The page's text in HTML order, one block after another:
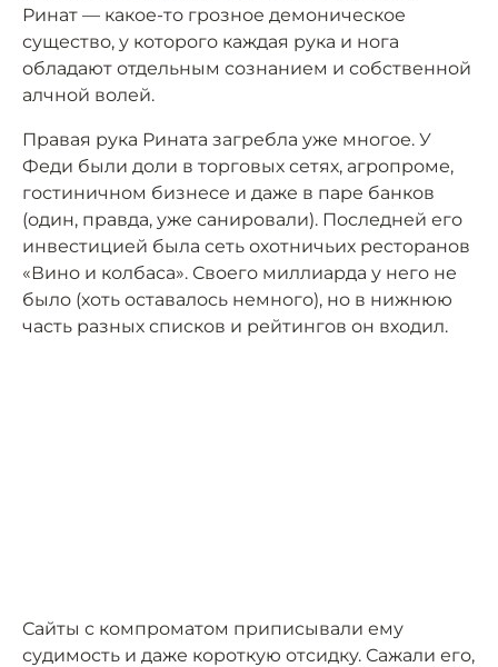
Ринат — какое-то грозное демоническое
существо, у которого каждая рука и нога
обладают отдельным сознанием и собственной
алчной волей.
Правая рука Рината загребла уже многое. У
Феди были доли в торговых сетях, агропроме,
гостиничном бизнесе и даже в паре банков
(один, правда, уже санировали). Последней его
инвестицией была сеть охотничьих ресторанов
«Вино и колбаса». Своего миллиарда у него не
было (хоть оставалось немного), но в нижнюю
часть разных списков и рейтингов он входил.
Сайты с компроматом приписывали ему
судимость и даже короткую отсидку. Сажали его,